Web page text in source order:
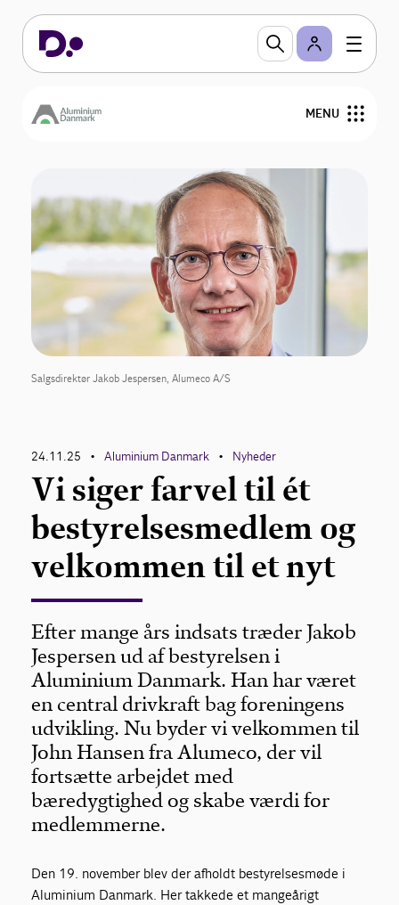
MENU
Nyheder
Medlemmer
Bestyrelse
Salgsdirektør Jakob Jespersen, Alumeco A/S
24.11.25 • Aluminium Danmark • Nyheder
Vi siger farvel til ét
bestyrelsesmedlem og
velkommen til et nyt
Efter mange års indsats træder Jakob
Jespersen ud af bestyrelsen i
Aluminium Danmark. Han har været
en central drivkraft bag foreningens
udvikling. Nu byder vi velkommen til
John Hansen fra Alumeco, der vil
fortsætte arbejdet med
bæredygtighed og skabe værdi for
medlemmerne.
Den 19. november blev der afholdt bestyrelsesmøde i
Aluminium Danmark. Her takkede et mangeårigt